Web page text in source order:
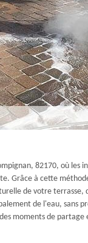
82170, où les
Grâce à cette
de votre terrasse,
de l'eau, sans
moments de partage